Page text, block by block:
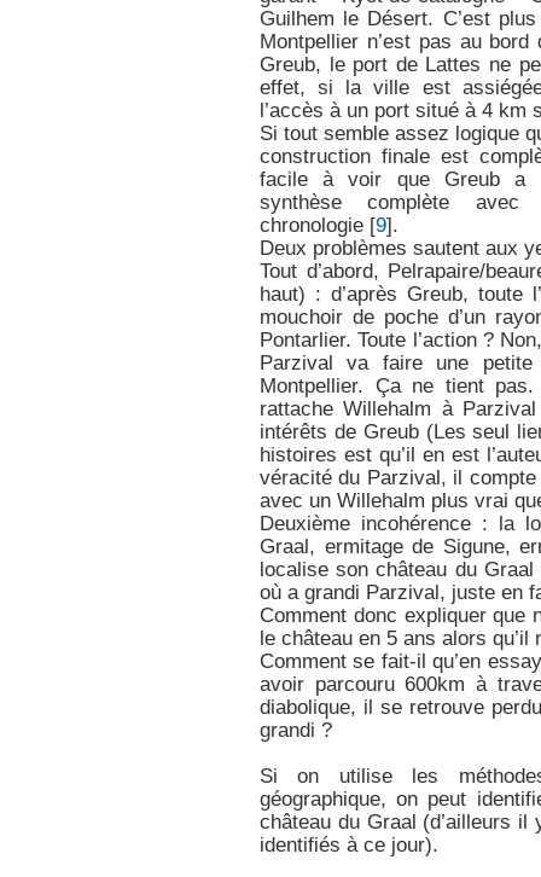
Guilhem le Désert. C’est
Montpellier n’est pas au
Greub, le port de Lattes ne
effet, si la ville est
l’accès à un port situé à 4 km
Si tout semble assez logique
construction finale est
facile à voir que Greub a
synthèse complète
chronologie[9].
Deux problèmes sautent aux
Tout d’abord, Pelrapaire/
haut) : d’après Greub, toute
mouchoir de poche d’un
Pontarlier. Toute l’action ?
Parzival va faire une petite
Montpellier. Ça ne tient
rattache Willehalm à
intérêts de Greub (Les seul
histoires est qu’il en est
véracité du Parzival, il
avec un Willehalm plus vrai
Deuxième incohérence : la
Graal, ermitage de Sigune,
localise son château du
où a grandi Parzival, juste en
Comment donc expliquer que
le château en 5 ans alors qu’il
Comment se fait-il qu’en
avoir parcouru 600km à
diabolique, il se retrouve
grandi ?
Si on utilise les
géographique, on peut
château du Graal (d’ailleurs
identifiés à ce jour).